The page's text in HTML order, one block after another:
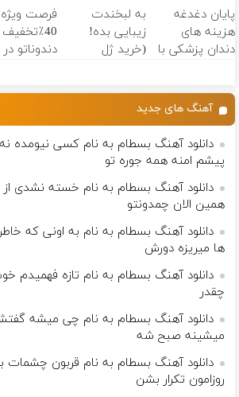
خرید40%تخفیف
پایان دغدغه
هزینه های
دندان پزشکی با
به لبخندت
زیبایی بده!
(خرید ژل
با40%تخفیف)
فرصت
40٪تخفیف
دندوناتو
آهنگ های جدید
دانلود آهنگ بسطام به نام کسی نیومده
پیشم امنه همه جوره تو
دانلود آهنگ بسطام به نام خسته نشدی
همین الان چمدونتو
دانلود آهنگ بسطام به نام به اونی که
ها میریزه دورش
دانلود آهنگ بسطام به نام تازه فهمیدم
چقدر
دانلود آهنگ بسطام به نام چی میشه
میشینه صبح شه
دانلود آهنگ بسطام به نام قربون چشمات
روزامون تکرار بشن